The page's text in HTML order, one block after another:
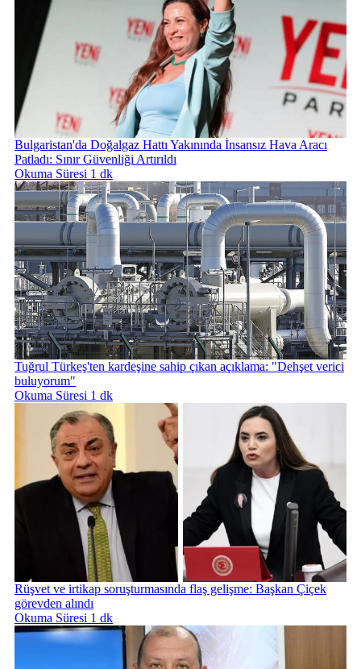
Bulgaristan'da Doğalgaz Hattı Yakınında İnsansız Hava Aracı
Patladı: Sınır Güvenliği Artırıldı
Okuma Süresi 1 dk
Tuğrul Türkeş'ten kardeşine sahip çıkan açıklama: "Dehşet verici
buluyorum"
Okuma Süresi 1 dk
Rüşvet ve irtikap soruşturmasında flaş gelişme: Başkan Çiçek
görevden alındı
Okuma Süresi 1 dk